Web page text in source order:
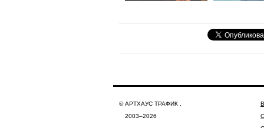
© АРТХАУС ТРАФИК ,
2003–2026